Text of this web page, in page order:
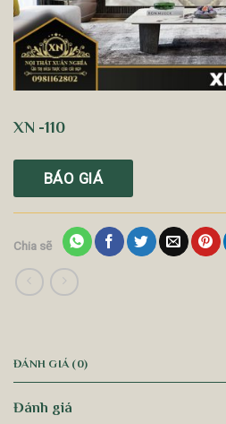
XN -110
BÁO GIÁ
Chia sẽ
ĐÁNH GIÁ (0)
Đánh giá